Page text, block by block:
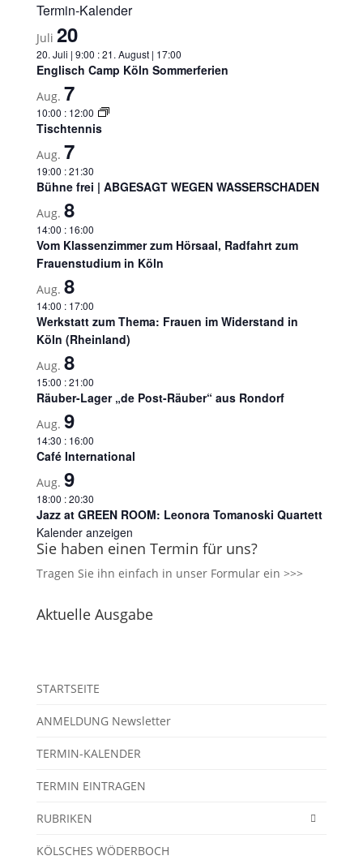
Termin-Kalender
Juli 20
20. Juli | 9:00 :21. August | 17:00
Englisch Camp Köln Sommerferien
Aug. 7
10:00 : 12:00
Tischtennis
Aug. 7
19:00 :21:30
Bühne frei | ABGESAGT WEGEN WASSERSCHADEN
Aug. 8
14:00 : 16:00
Vom Klassenzimmer zum Hörsaal, Radfahrt zum
Frauenstudium in Köln
Aug. 8
14:00 : 17:00
Werkstatt zum Thema: Frauen im Widerstand in
Köln (Rheinland)
Aug. 8
15:00 :21:00
Räuber-Lager „de Post-Räuber“ aus Rondorf
Aug. 9
14:30 : 16:00
Café International
Aug. 9
18:00 :20:30
Jazz at GREEN ROOM: Leonora Tomanoski Quartett
Kalender anzeigen
Sie haben einen Termin für uns?
Tragen Sie ihn einfach in unser Formular ein >>>
Aktuelle Ausgabe
STARTSEITE
ANMELDUNG Newsletter
TERMIN-KALENDER
TERMIN EINTRAGEN
RUBRIKEN
KÖLSCHES WÖDERBOCH